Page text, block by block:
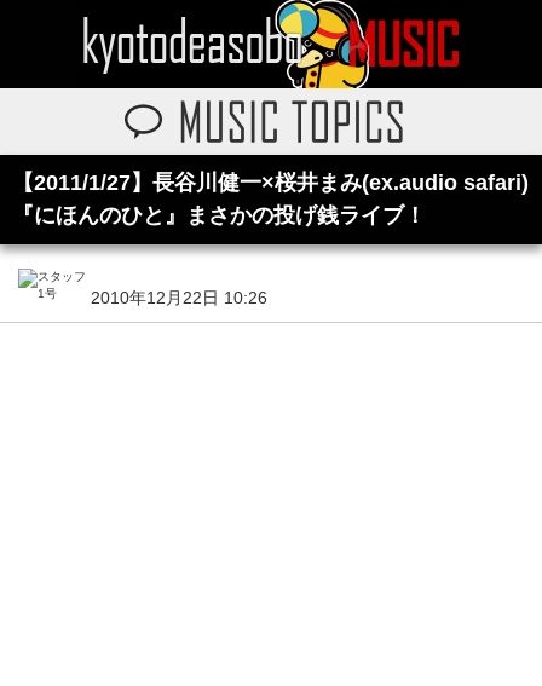
【2011/1/27】長谷川健一×桜井まみ(ex.audio safari)
『にほんのひと』まさかの投げ銭ライブ！
2010年12月22日 10:26